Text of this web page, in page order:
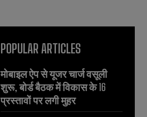
POPULAR ARTICLES
मोबाइल ऐप से यूजर चार्ज वसूली
शुरू, बोर्ड बैठक में विकास के 16
प्रस्तावों पर लगी मुहर